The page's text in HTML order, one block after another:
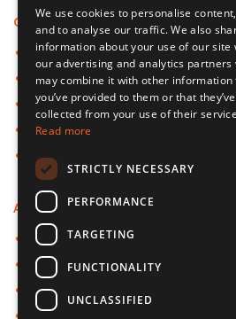
Offer
Car Accessories
Dash Cams
Car Accessories
Dash Cams
Shop
About us
About 70mai
Privacy policy
B2B cooperation
We use cookies to personalise
and to analyse our traffic. We also
information about your use of our site
our advertising and analytics partners
may combine it with other information
you’ve provided to them or that they’ve
collected from your use of their
Read more
STRICTLY NECESSARY
PERFORMANCE
TARGETING
FUNCTIONALITY
UNCLASSIFIED